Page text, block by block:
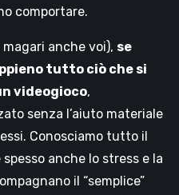
comportare.
magari anche voi), se
tutto ciò che si
videogioco,
senza l’aiuto materiale
Conosciamo tutto il
anche lo stress e la
il “semplice”